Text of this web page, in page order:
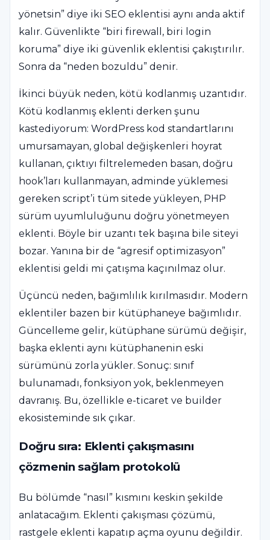
yönetsin” diye iki SEO eklentisi aynı anda aktif
kalır. Güvenlikte “biri firewall, biri login
koruma” diye iki güvenlik eklentisi çakıştırılır.
Sonra da “neden bozuldu” denir.
İkinci büyük neden, kötü kodlanmış uzantıdır.
Kötü kodlanmış eklenti derken şunu
kastediyorum: WordPress kod standartlarını
umursamayan, global değişkenleri hoyrat
kullanan, çıktıyı filtrelemeden basan, doğru
hook’ları kullanmayan, adminde yüklemesi
gereken script’i tüm sitede yükleyen, PHP
sürüm uyumluluğunu doğru yönetmeyen
eklenti. Böyle bir uzantı tek başına bile siteyi
bozar. Yanına bir de “agresif optimizasyon”
eklentisi geldi mi çatışma kaçınılmaz olur.
Üçüncü neden, bağımlılık kırılmasıdır. Modern
eklentiler bazen bir kütüphaneye bağımlıdır.
Güncelleme gelir, kütüphane sürümü değişir,
başka eklenti aynı kütüphanenin eski
sürümünü zorla yükler. Sonuç: sınıf
bulunamadı, fonksiyon yok, beklenmeyen
davranış. Bu, özellikle e-ticaret ve builder
ekosisteminde sık çıkar.
Doğru sıra: Eklenti çakışmasını
çözmenin sağlam protokolü
Bu bölümde “nasıl” kısmını keskin şekilde
anlatacağım. Eklenti çakışması çözümü,
rastgele eklenti kapatıp açma oyunu değildir.